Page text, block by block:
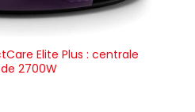
Elite Plus : centrale
2700W